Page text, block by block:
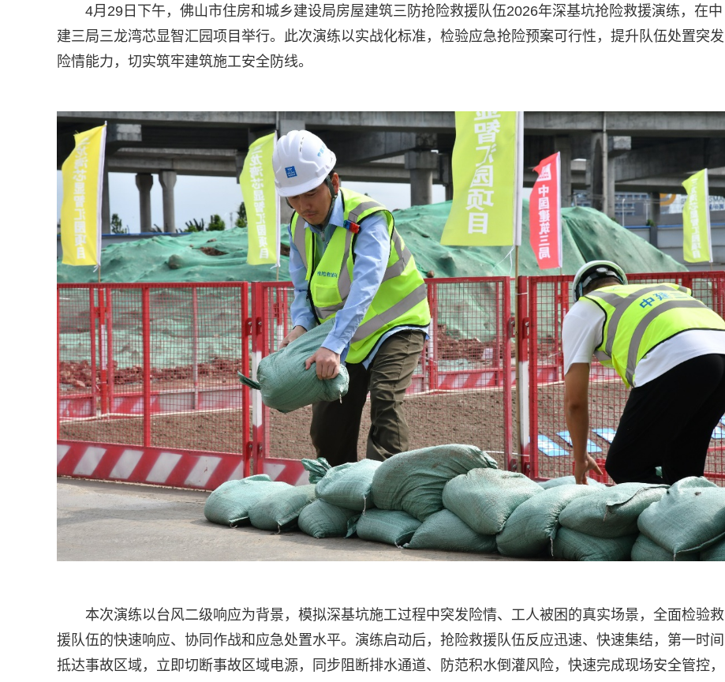
4月29日下午，佛山市住房和城乡建设局房屋建筑三防抢险救援队伍2026年深基坑抢险救援演练，在中
建三局三龙湾芯显智汇园项目举行。此次演练以实战化标准，检验应急抢险预案可行性，提升队伍处置突发
险情能力，切实筑牢建筑施工安全防线。
本次演练以台风二级响应为背景，模拟深基坑施工过程中突发险情、工人被困的真实场景，全面检验救
援队伍的快速响应、协同作战和应急处置水平。演练启动后，抢险救援队伍反应迅速、快速集结，第一时间
抵达事故区域，立即切断事故区域电源，同步阻断排水通道、防范积水倒灌风险，快速完成现场安全管控，